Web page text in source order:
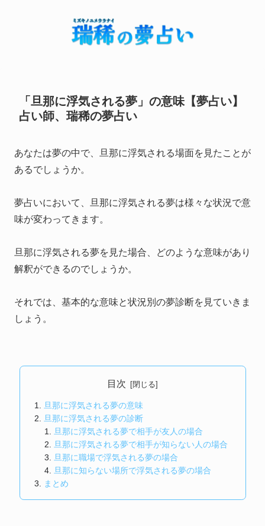
「旦那に浮気される夢」の意味【夢占い】
占い師、瑞稀の夢占い
あなたは夢の中で、旦那に浮気される場面を見たことが
あるでしょうか。
夢占いにおいて、旦那に浮気される夢は様々な状況で意
味が変わってきます。
旦那に浮気される夢を見た場合、どのような意味があり
解釈ができるのでしょうか。
それでは、基本的な意味と状況別の夢診断を見ていきま
しょう。
目次
旦那に浮気される夢の意味
旦那に浮気される夢の診断
旦那に浮気される夢で相手が友人の場合
旦那に浮気される夢で相手が知らない人の場合
旦那に職場で浮気される夢の場合
旦那に知らない場所で浮気される夢の場合
まとめ